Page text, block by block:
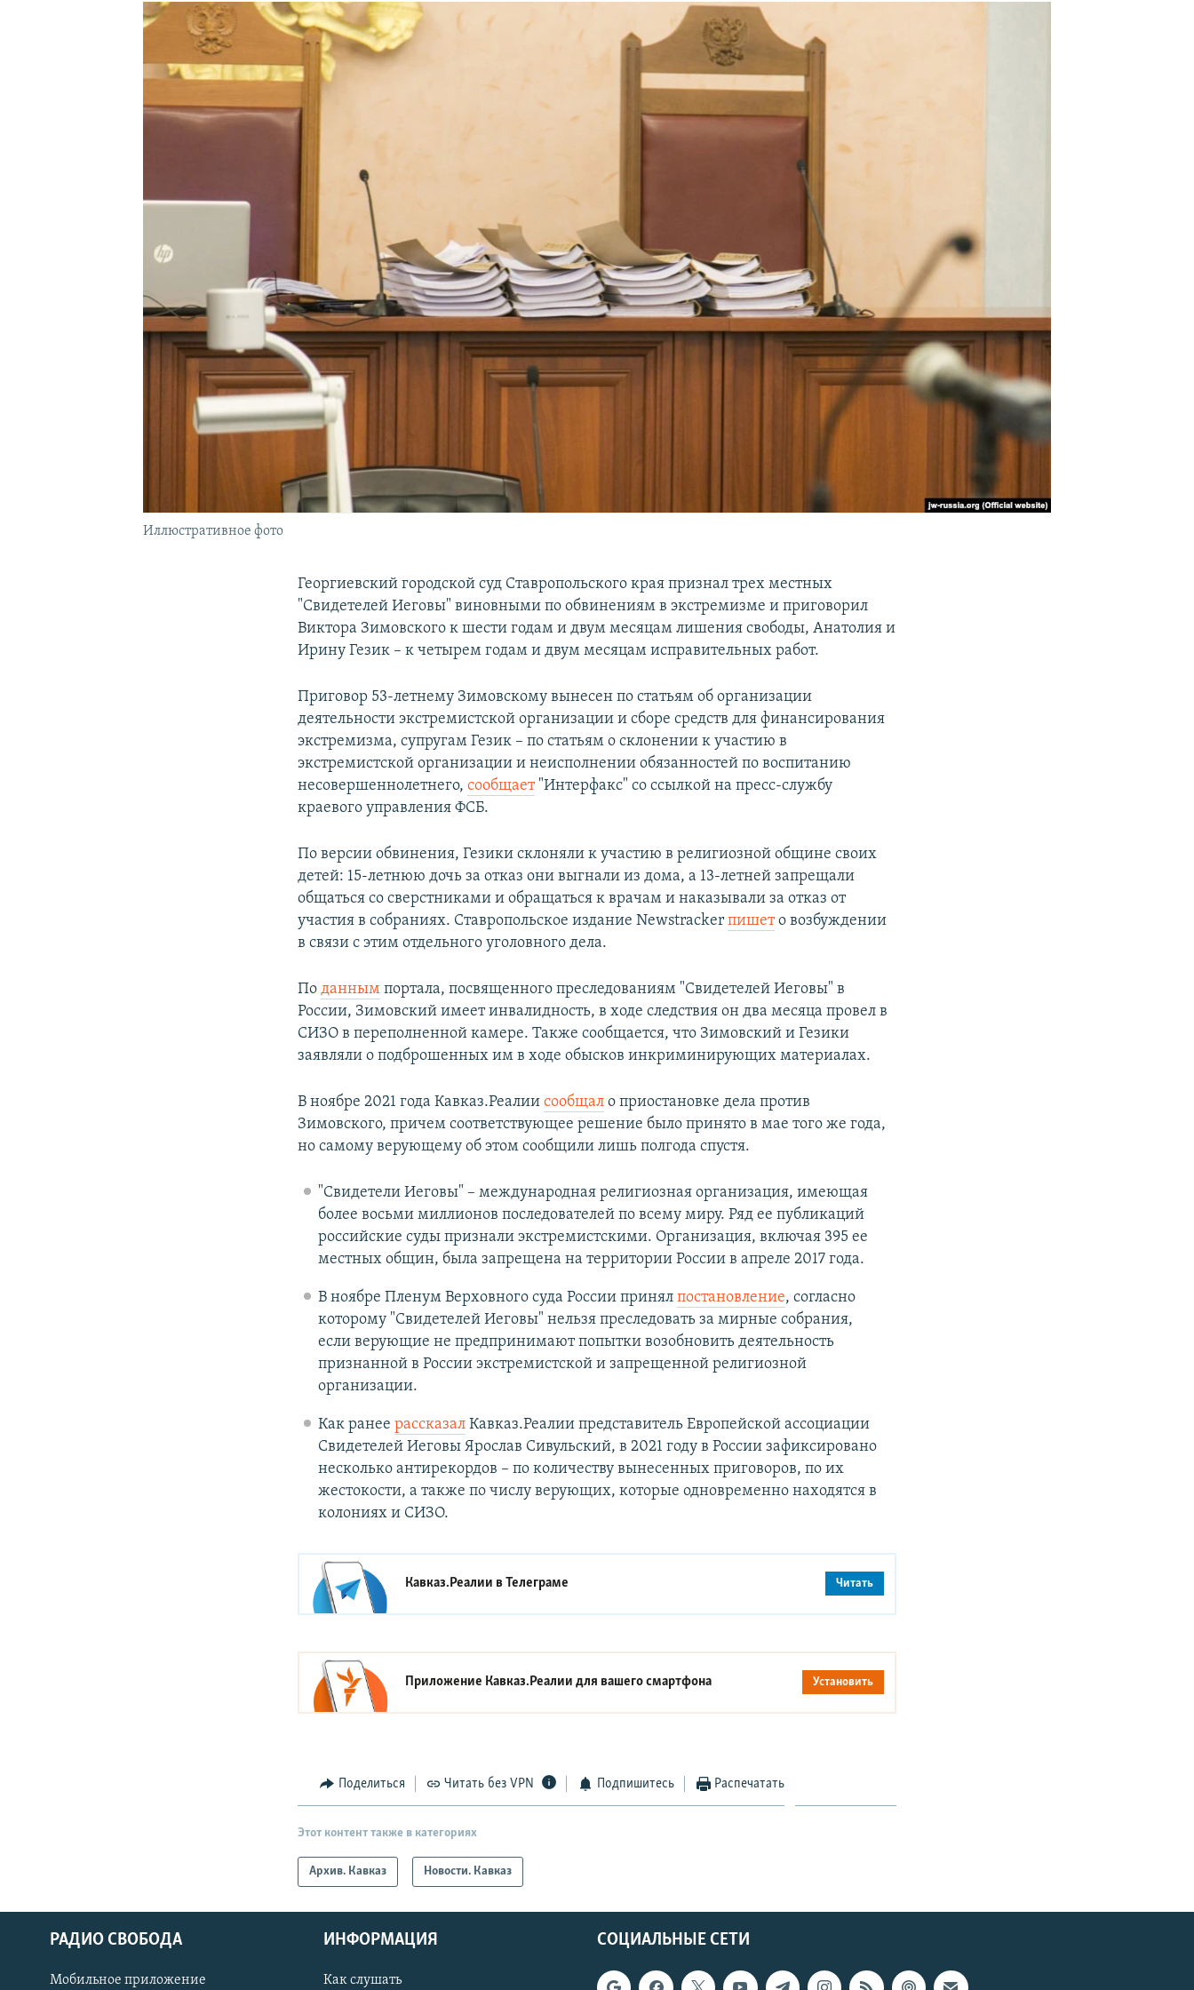
ПОДПИШИТЕСЬ НА РАССЫЛКУ
СОЦИАЛЬНЫЕ СЕТИ
Иллюстративное фото
Георгиевский городской суд Ставропольского края признал трех местных
"Свидетелей Иеговы" виновными по обвинениям в экстремизме и приговорил
Виктора Зимовского к шести годам и двум месяцам лишения свободы, Анатолия и
Ирину Гезик – к четырем годам и двум месяцам исправительных работ.
Приговор 53-летнему Зимовскому вынесен по статьям об организации
деятельности экстремистской организации и сборе средств для финансирования
экстремизма, супругам Гезик – по статьям о склонении к участию в
экстремистской организации и неисполнении обязанностей по воспитанию
несовершеннолетнего,сообщает"Интерфакс" со ссылкой на пресс-службу
краевого управления ФСБ.
По версии обвинения, Гезики склоняли к участию в религиозной общине своих
детей: 15-летнюю дочь за отказ они выгнали из дома, а 13-летней запрещали
общаться со сверстниками и обращаться к врачам и наказывали за отказ от
участия в собраниях. Ставропольское издание Newstrackerпишето возбуждении
в связи с этим отдельного уголовного дела.
Поданным портала, посвященного преследованиям "Свидетелей Иеговы" в
России, Зимовский имеет инвалидность, в ходе следствия он два месяца провел в
СИЗО в переполненной камере. Также сообщается, что Зимовский и Гезики
заявляли о подброшенных им в ходе обысков инкриминирующих материалах.
В ноябре 2021 года Кавказ.Реалиисообщал о приостановке дела против
Зимовского, причем соответствующее решение было принято в мае того же года,
но самому верующему об этом сообщили лишь полгода спустя.
"Свидетели Иеговы" – международная религиозная организация, имеющая
более восьми миллионов последователей по всему миру. Ряд ее публикаций
российские суды признали экстремистскими. Организация, включая 395 ее
местных общин, была запрещена на территории России в апреле 2017 года.
В ноябре Пленум Верховного суда России принял постановление, согласно
которому "Свидетелей Иеговы" нельзя преследовать за мирные собрания,
если верующие не предпринимают попытки возобновить деятельность
признанной в России экстремистской и запрещенной религиозной
организации.
Как ранее рассказалКавказ.Реалии представитель Европейской ассоциации
Свидетелей Иеговы Ярослав Сивульский, в 2021 году в России зафиксировано
несколько антирекордов – по количеству вынесенных приговоров, по их
жестокости, а также по числу верующих, которые одновременно находятся в
колониях и СИЗО.
Кавказ.Реалии вТелеграме Читать
Приложение Кавказ.Реалии для вашего смартфона Установить
Поделиться Читать без VPN Подпишитесь Распечатать
Этот контент также в категориях
Архив. Кавказ Новости. Кавказ
СОЦИАЛЬНЫЕ СЕТИ
РАДИО СВОБОДА
Мобильное приложение
ИНФОРМАЦИЯ
Как слушать